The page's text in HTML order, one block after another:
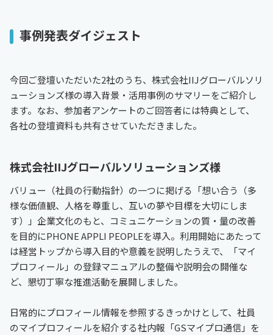
事例発表ダイジェスト
今回ご登壇いただいた2社のうち、株式会社IIJグローバルソリ
ューションズ様の導入背景・活用事例のサマリーをご紹介し
ます。なお、参加者アンケートのご回答者には特典として、
各社の登壇資料も共有させていただきました。
株式会社IIJグローバルソリューションズ様
バリュー（社員の行動指針）の一つに掲げる「想い合う（多
様な価値観、人格を尊重し、互いの夢や目標を大切にしま
す）」企業文化のもと、コミュニケーションの質・量の改善
を目的にPHONE APPLI PEOPLEを導入。利用開始にあたって
は経営トップから導入目的や意義を説明したうえで、「マイ
プロフィール」の登録マニュアルの整備や説明会の開催な
ど、懇切丁寧な推進活動を展開しました。
日常的にプロフィール情報を参照するきっかけとして、社員
のマイプロフィールを紹介する社内報「GSマイプロ通信」を